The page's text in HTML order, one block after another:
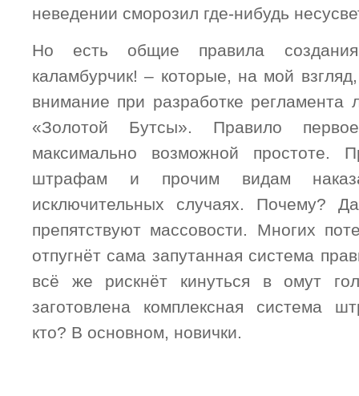
неведении сморозил где-нибудь
Но есть общие правила
каламбурчик! – которые, на мой
внимание при разработке
«Золотой Бутсы». Правило
максимально возможной простоте.
штрафам и прочим видам
исключительных случаях. Почему?
препятствуют массовости. Многих
отпугнёт сама запутанная система
всё же рискнёт кинуться в омут
заготовлена комплексная система
кто? В основном, новички.